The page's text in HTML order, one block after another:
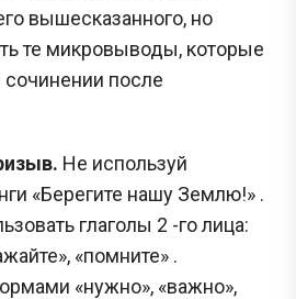
вышесказанного, но
те микровыводы, которые
после
Не используй
«Берегите нашу Землю!» .
глаголы 2 -го лица:
«помните» .
«нужно», «важно»,